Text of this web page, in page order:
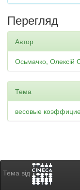
Перегляд
Автор
Осьмачко, Олексій
Тема
весовые
Тема від